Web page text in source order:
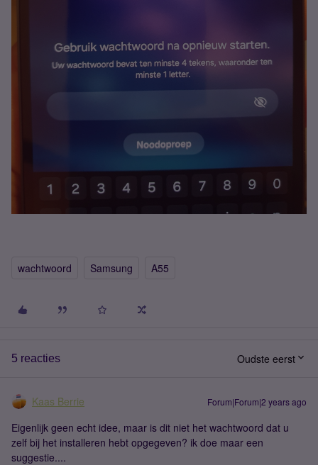
wachtwoord Samsung A55
5 reacties Oudste eerst
Kaas Berrie Forum|Forum|2 years ago
Eigenlijk geen echt idee, maar is dit niet het wachtwoord dat u
zelf bij het installeren hebt opgegeven? ik doe maar een
suggestie....